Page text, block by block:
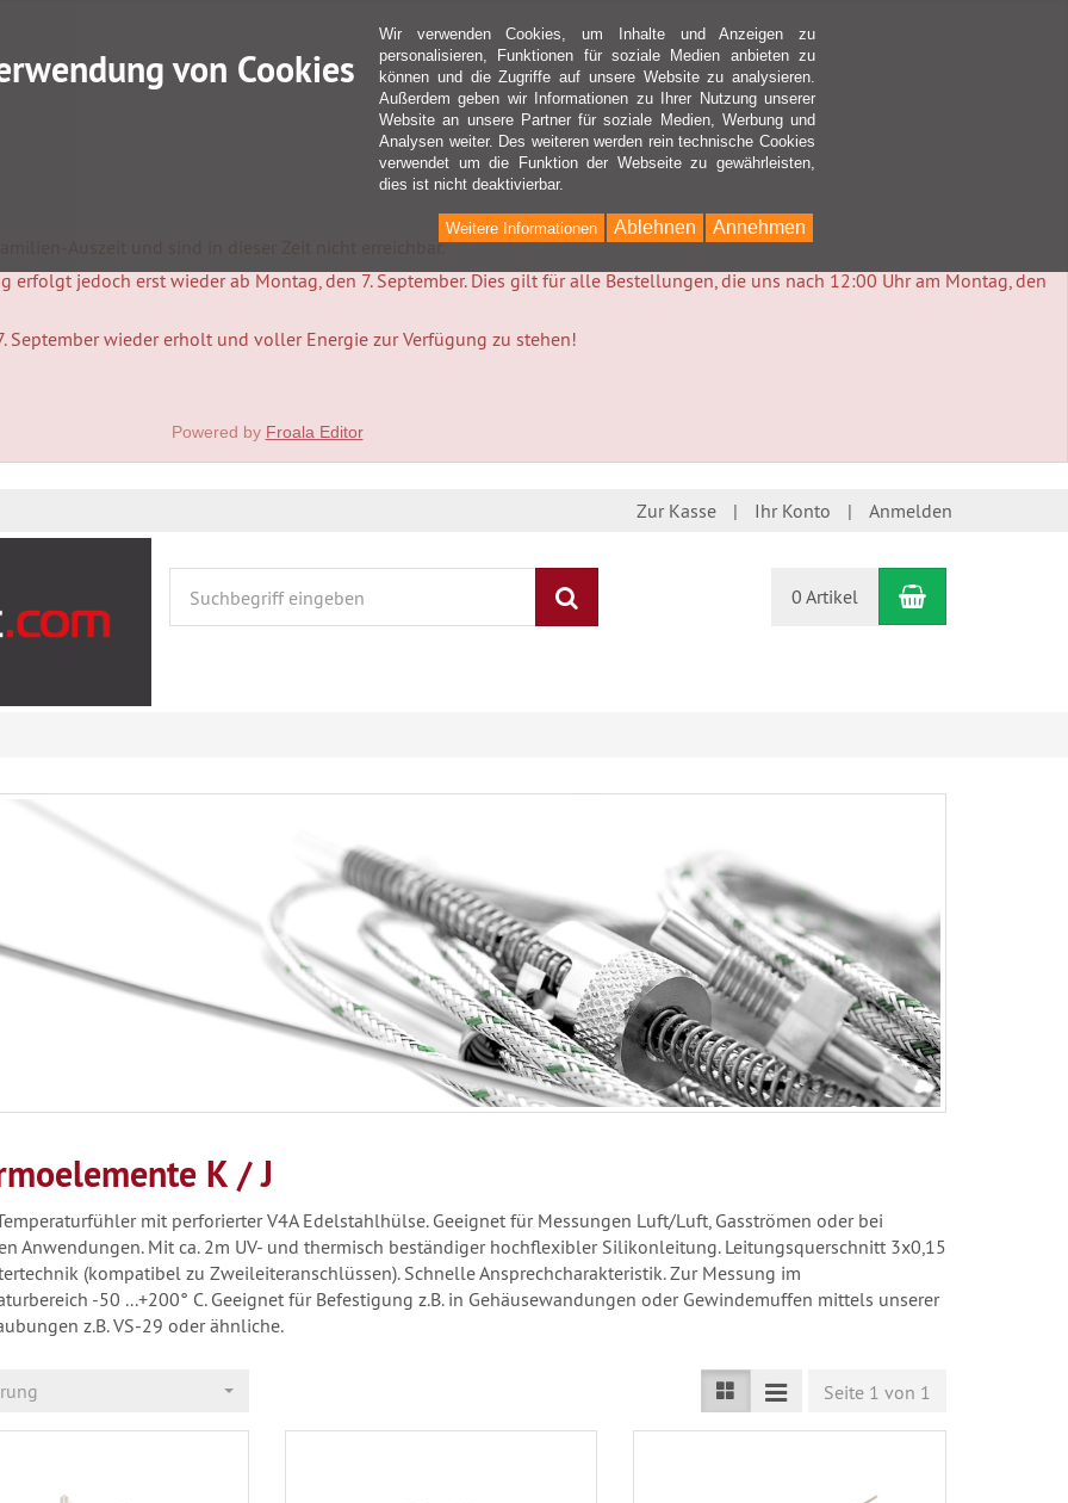
Auszeit und sind in dieser Zeit nicht erreichbar.
jedoch erst wieder ab Montag, den 7. September. Dies gilt für alle Bestellungen, die uns nach 12:00 Uhr am Montag, den
wieder erholt und voller Energie zur Verfügung zu stehen!
Powered by Froala Editor
Zur Kasse Ihr Konto Anmelden
0 Artikel Warenkorb
K / J
mit perforierter V4A Edelstahlhülse. Geeignet für Messungen Luft/Luft, Gasströmen oder bei
Anwendungen. Mit ca. 2m UV- und thermisch beständiger hochflexibler Silikonleitung. Leitungsquerschnitt 3x0,15
(kompatibel zu Zweileiteranschlüssen). Schnelle Ansprechcharakteristik. Zur Messung im
-50 ...+200° C. Geeignet für Befestigung z.B. in Gehäusewandungen oder Gewindemuffen mittels unserer
z.B. VS-29 oder ähnliche.
Seite 1 von 1
von Cookies
Wir verwenden Cookies, um Inhalte und Anzeigen zu
personalisieren, Funktionen für soziale Medien anbieten zu
können und die Zugriffe auf unsere Website zu analysieren.
Außerdem geben wir Informationen zu Ihrer Nutzung unserer
Website an unsere Partner für soziale Medien, Werbung und
Analysen weiter. Des weiteren werden rein technische Cookies
verwendet um die Funktion der Webseite zu gewährleisten,
dies ist nicht deaktivierbar.
Annehmen
Ablehnen
Weitere Informationen